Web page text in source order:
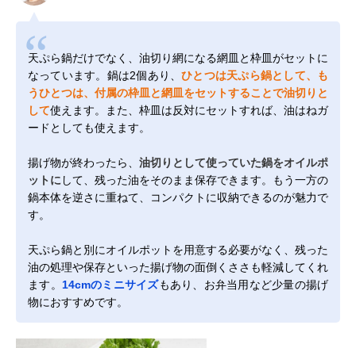
天ぷら鍋だけでなく、油切り網になる網皿と枠皿がセットに
なっています。鍋は2個あり、ひとつは天ぷら鍋として、も
うひとつは、付属の枠皿と網皿をセットすることで油切りと
して使えます。また、枠皿は反対にセットすれば、油はねガ
ードとしても使えます。
揚げ物が終わったら、 油切りとして使っていた鍋をオイルポ
ットに して、残った油をそのまま保存できます。もう一方の
鍋本体を逆さに重ねて、コンパクトに収納できるのが魅力で
す。
天ぷら鍋と別にオイルポットを用意する必要がなく、残った
油の処理や保存といった揚げ物の面倒くささも軽減してくれ
ます。 14cmのミニサイズもあり、お弁当用など少量の揚げ
物におすすめです。